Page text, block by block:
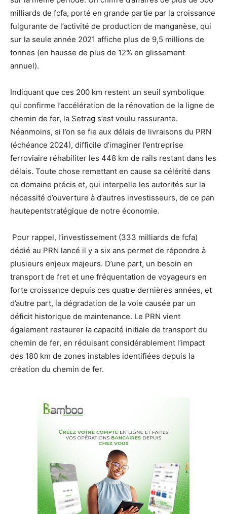
milliards de fcfa, porté en grande partie par la croissance
fulgurante de l’activité de production de manganèse, qui
sur la seule année 2021 affiche plus de 9,5 millions de
tonnes (en hausse de plus de 12% en glissement
annuel).
Indiquant que ces 200 km restent un seuil symbolique
qui confirme l’accélération de la rénovation de la ligne de
chemin de fer, la Setrag s’est voulu rassurante.
Néanmoins, si l’on se fie aux délais de livraisons du PRN
(échéance 2024), difficile d’imaginer l’entreprise
ferroviaire réhabiliter les 448 km de rails restant dans les
délais. Toute chose remettant en cause sa célérité dans
ce domaine précis et, qui interpelle les autorités sur la
nécessité d’ouverture à d’autres investisseurs, de ce pan
hautepentstratégique de notre économie.
Pour rappel, l’investissement (333 milliards de fcfa)
dédié au PRN lancé il y a six ans permet de répondre à
plusieurs enjeux majeurs. D’une part, un besoin en
transport de fret et une fréquentation de voyageurs en
forte croissance depuis ces quatre dernières années, et
d’autre part, la dégradation de la voie causée par un
déficit historique de maintenance. Le PRN vient
également restaurer la capacité initiale de transport du
chemin de fer, en réduisant considérablement l’impact
des 180 km de zones instables identifiées depuis la
création du chemin de fer.